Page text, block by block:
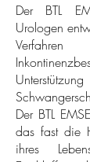
Der BTL
Urologen
Der BTL
das fast die
ihres